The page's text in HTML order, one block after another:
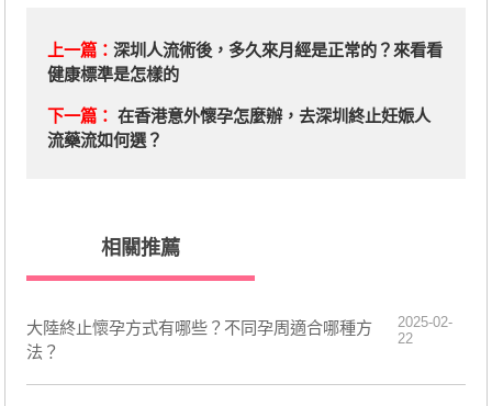
上一篇： 深圳人流術後，多久來月經是正常的？來看看
健康標準是怎樣的
下一篇： 在香港意外懷孕怎麼辦，去深圳終止妊娠人
流藥流如何選？
相關推薦
​大陸終止懷孕方式有哪些？不同孕周適合哪種方
法？
2025-02-
22